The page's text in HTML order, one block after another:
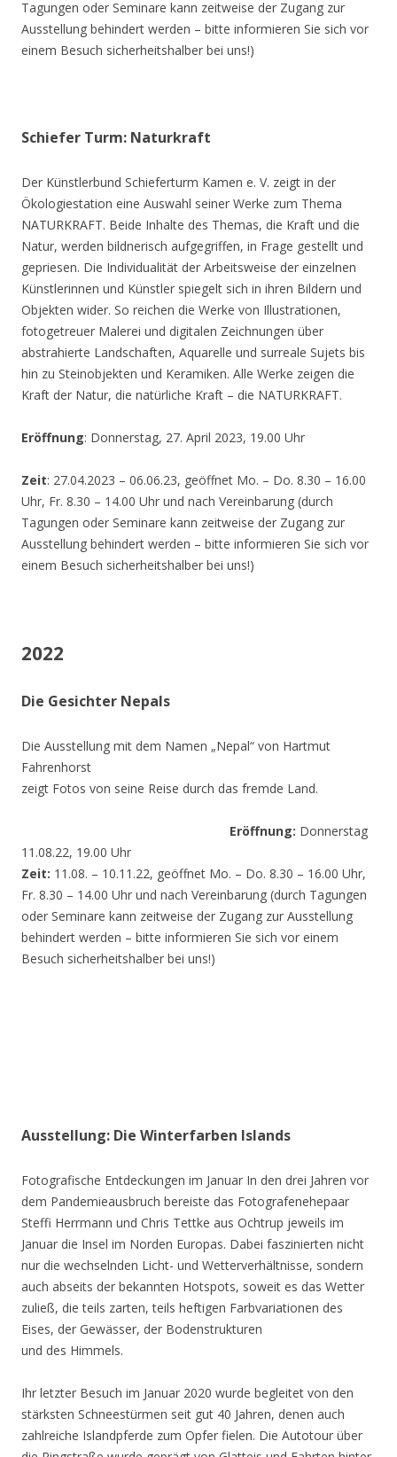
Tagungen oder Seminare kann zeitweise der Zugang zur
Ausstellung behindert werden – bitte informieren Sie sich vor
einem Besuch sicherheitshalber bei uns!)
Schiefer Turm: Naturkraft
Der Künstlerbund Schieferturm Kamen e. V. zeigt in der
Ökologiestation eine Auswahl seiner Werke zum Thema
NATURKRAFT. Beide Inhalte des Themas, die Kraft und die
Natur, werden bildnerisch aufgegriffen, in Frage gestellt und
gepriesen. Die Individualität der Arbeitsweise der einzelnen
Künstlerinnen und Künstler spiegelt sich in ihren Bildern und
Objekten wider. So reichen die Werke von Illustrationen,
fotogetreuer Malerei und digitalen Zeichnungen über
abstrahierte Landschaften, Aquarelle und surreale Sujets bis
hin zu Steinobjekten und Keramiken. Alle Werke zeigen die
Kraft der Natur, die natürliche Kraft – die NATURKRAFT.
Eröffnung: Donnerstag, 27. April 2023, 19.00 Uhr
Zeit: 27.04.2023 – 06.06.23, geöffnet Mo. – Do. 8.30 – 16.00
Uhr, Fr. 8.30 – 14.00 Uhr und nach Vereinbarung (durch
Tagungen oder Seminare kann zeitweise der Zugang zur
Ausstellung behindert werden – bitte informieren Sie sich vor
einem Besuch sicherheitshalber bei uns!)
2022
Die Gesichter Nepals
Die Ausstellung mit dem Namen „Nepal“ von Hartmut
Fahrenhorst
zeigt Fotos von seine Reise durch das fremde Land.
Eröffnung: Donnerstag
11.08.22, 19.00 Uhr
Zeit: 11.08. – 10.11.22, geöffnet Mo. – Do. 8.30 – 16.00 Uhr,
Fr. 8.30 – 14.00 Uhr und nach Vereinbarung (durch Tagungen
oder Seminare kann zeitweise der Zugang zur Ausstellung
behindert werden – bitte informieren Sie sich vor einem
Besuch sicherheitshalber bei uns!)
Ausstellung: Die Winterfarben Islands
Fotografische Entdeckungen im Januar In den drei Jahren vor
dem Pandemieausbruch bereiste das Fotografenehepaar
Steffi Herrmann und Chris Tettke aus Ochtrup jeweils im
Januar die Insel im Norden Europas. Dabei faszinierten nicht
nur die wechselnden Licht- und Wetterverhältnisse, sondern
auch abseits der bekannten Hotspots, soweit es das Wetter
zuließ, die teils zarten, teils heftigen Farbvariationen des
Eises, der Gewässer, der Bodenstrukturen
und des Himmels.
Ihr letzter Besuch im Januar 2020 wurde begleitet von den
stärksten Schneestürmen seit gut 40 Jahren, denen auch
zahlreiche Islandpferde zum Opfer fielen. Die Autotour über